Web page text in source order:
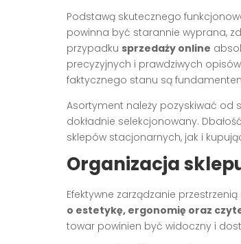
Podstawą skutecznego
powinna być starannie wyprana,
przypadku sprzedaży online
precyzyjnych i prawdziwych
faktycznego stanu są
Asortyment należy pozyskiwać od
dokładnie selekcjonowany.
sklepów stacjonarnych, jak i
Organizacja
Efektywne zarządzanie
o estetykę, ergonomię oraz
towar powinien być widoczny i